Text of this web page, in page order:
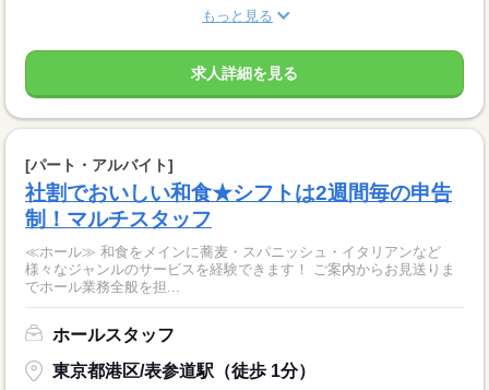
もっと見る
求人詳細を見る
[パート・アルバイト]
社割でおいしい和食★シフトは2週間毎の申告
制！マルチスタッフ
≪ホール≫ 和食をメインに蕎麦・スパニッシュ・イタリアンなど
様々なジャンルのサービスを経験できます！ ご案内からお見送りま
でホール業務全般を担...
ホールスタッフ
東京都港区/表参道駅（徒歩 1分）